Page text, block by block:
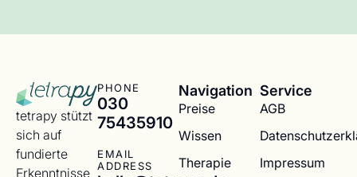
tetrapy stützt
sich auf
fundierte
Erkenntnisse
PHONE
030
75435910
EMAIL
ADDRESS
Navigation
Preise
Wissen
Therapie
Service
AGB
Impressum